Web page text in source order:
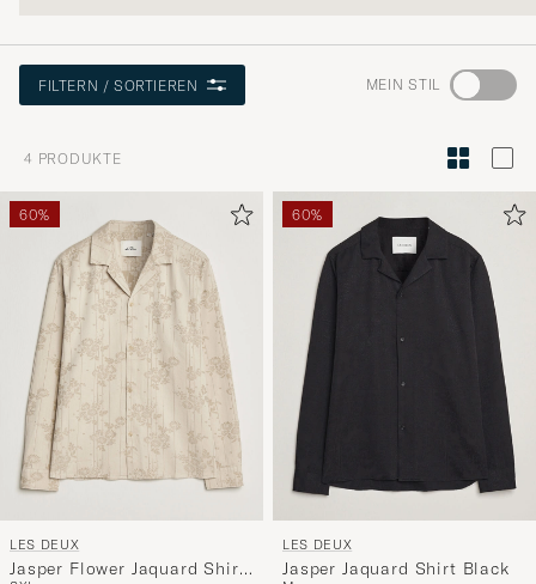
FILTERN / SORTIEREN MEIN STIL Wechseln
zur
die
Funktion
"Mein
aktivieren
erleben
Sie
eine
4 PRODUKTE
60%
LES DEUX
Jasper Flower Jaquard Shirt
60%
LES DEUX
Jasper Jaquard Shirt Black